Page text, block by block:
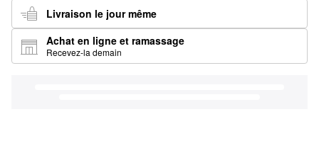
Livraison le jour même
Achat en ligne et ramassage
Recevez-la demain